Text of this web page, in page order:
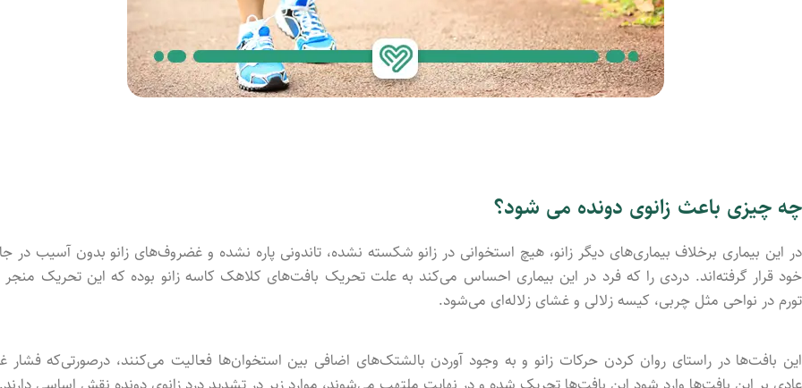
چه چیزی باعث زانوی دونده می ‌شود؟
در این بیماری برخلاف بیماری‌های دیگر زانو، هیچ استخوانی در زانو شکسته نشده، تاندونی پاره نشده و غضروف‌های زانو بدون آسیب در
خود قرار گرفته‌اند. دردی را که فرد در این بیماری احساس می‌کند به علت تحریک بافت‌های کلاهک کاسه زانو بوده که این تحریک منجر
تورم در نواحی مثل چربی، کیسه زلالی و غشای زلاله‌ای می‌شود.
این بافت‌ها در راستای روان کردن حرکات زانو و به وجود آوردن بالشتک‌های اضافی بین استخوان‌ها فعالیت می‌کنند، درصورتی‌که فشار